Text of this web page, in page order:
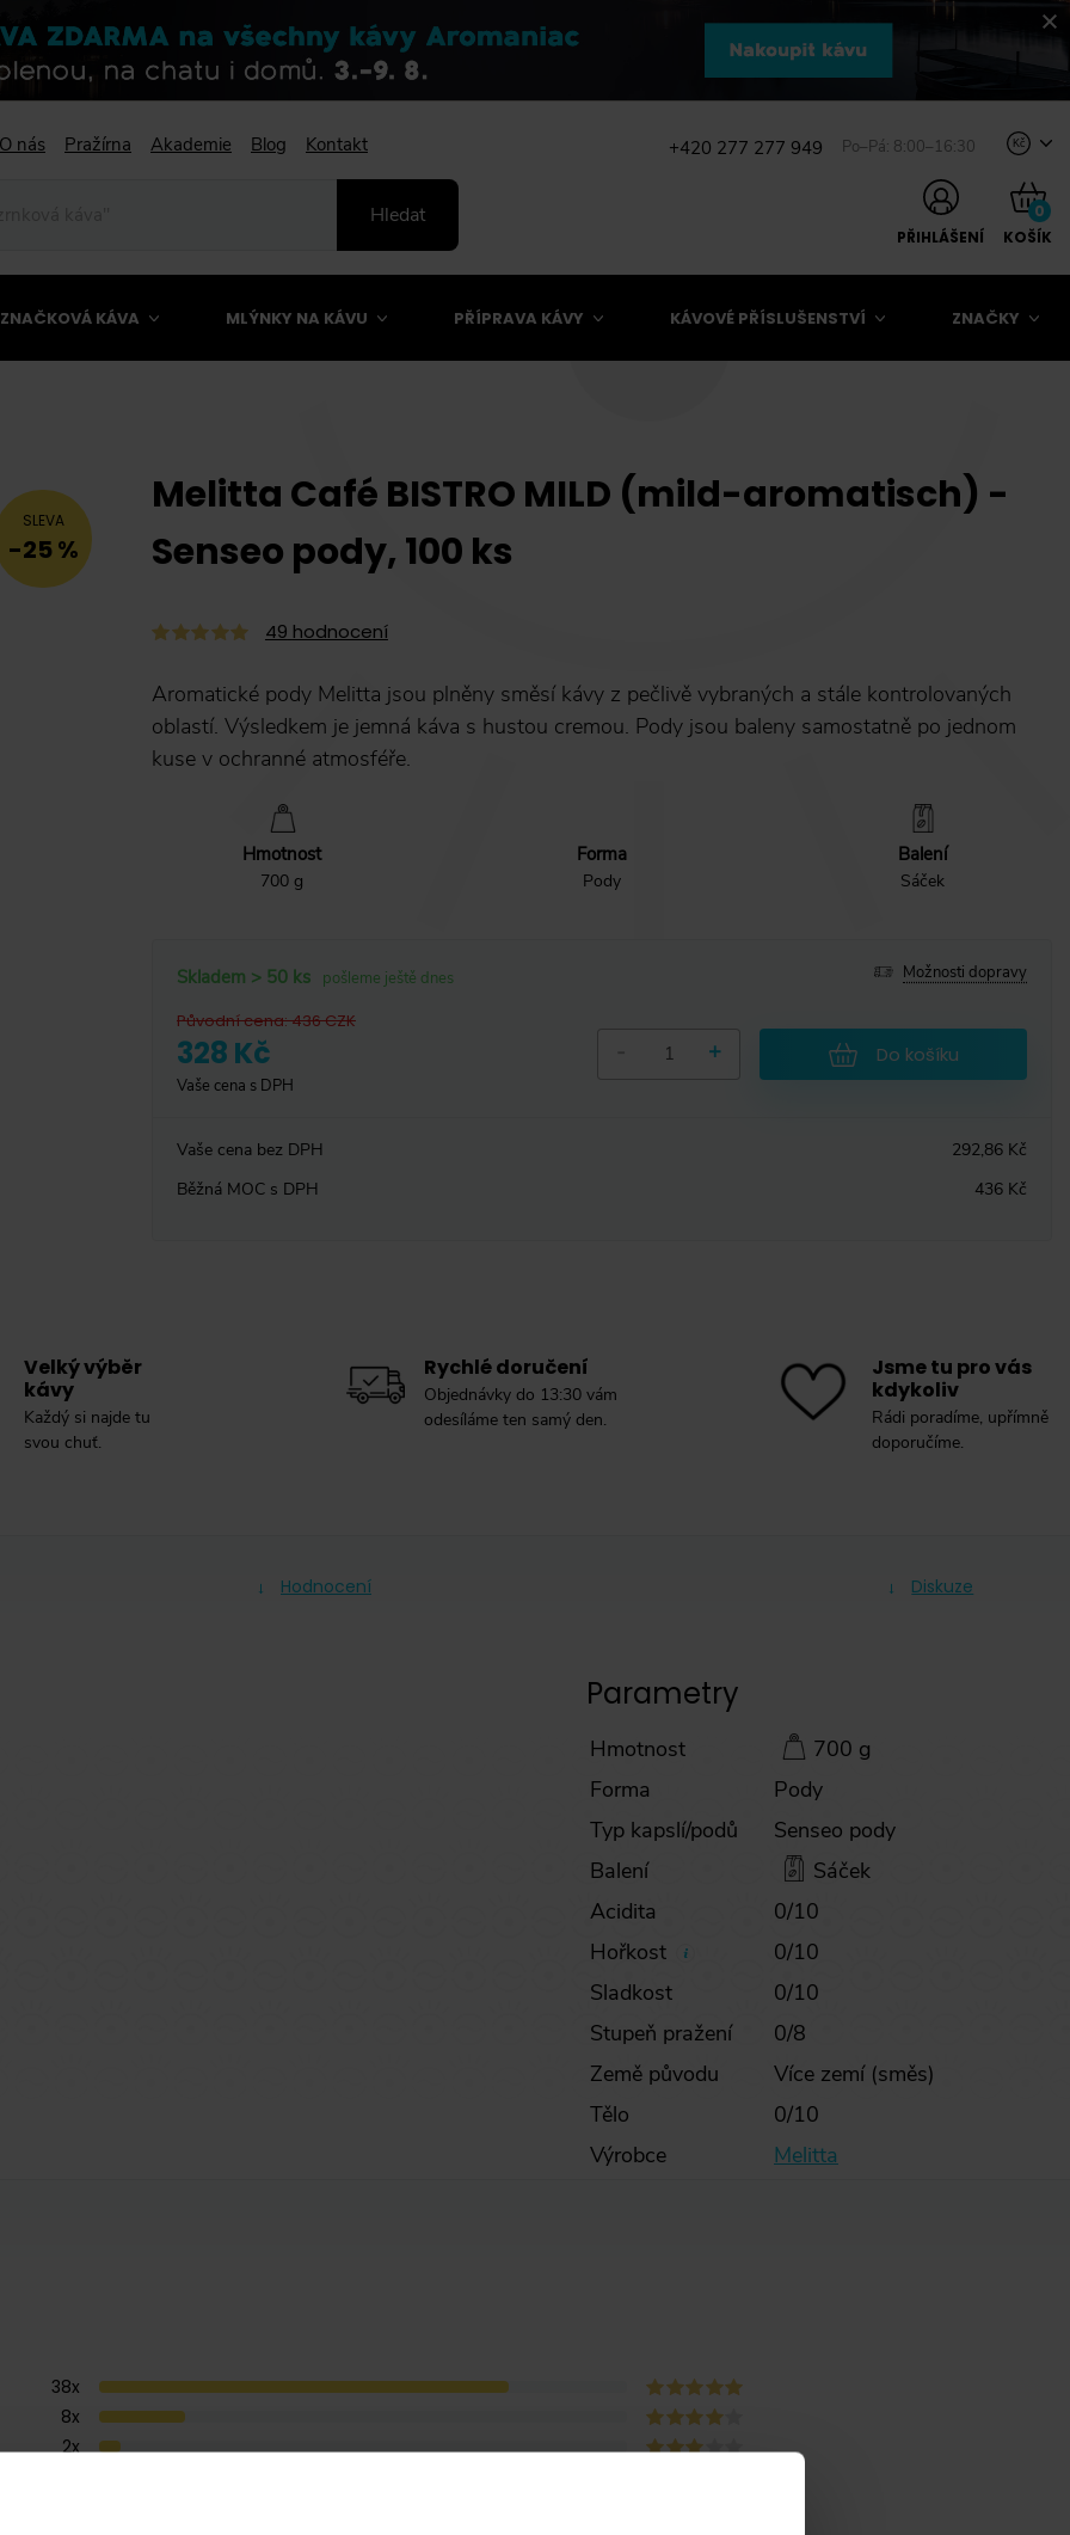
O nás Pražírna Akademie Blog Kontakt
Hledat
+420 277 277 949 Po–Pá: 8:00–16:30 Kč
PŘIHLÁŠENÍ
0
KOŠÍK
ZNAČKOVÁ KÁVA MLÝNKY NA KÁVU PŘÍPRAVA KÁVY KÁVOVÉ PŘÍSLUŠENSTVÍ ZNAČKY
SLEVA
-25 %
Melitta Café BISTRO MILD (mild-aromatisch) -
Senseo pody, 100 ks
49 hodnocení
Aromatické pody Melitta jsou plněny směsí kávy z pečlivě vybraných a stále kontrolovaných
oblastí. Výsledkem je jemná káva s hustou cremou. Pody jsou baleny samostatně po jednom
kuse v ochranné atmosféře.
Hmotnost
700 g
Forma
Pody
Balení
Sáček
Skladem > 50 ks pošleme ještě dnes Možnosti dopravy
Původní cena:436CZK
328 Kč
Vaše cena s DPH
+ Do košíku
Vaše cena bez DPH
292,86 Kč
Běžná MOC s DPH
436 Kč
Velký výběr
kávy
Každý si najde tu
svou chuť.
Rychlé doručení
Objednávky do 13:30 vám
odesíláme ten samý den.
Jsme tu pro vás
kdykoliv
Rádi poradíme, upřímně
doporučíme.
Hodnocení Diskuze
Parametry
Hmotnost
700 g
Forma
Pody
Typ kapslí/podů
Senseo pody
Balení
Sáček
Acidita
0/10
Hořkost
0/10
Sladkost
0/10
Stupeň pražení
0/8
Země původu
Více zemí (směs)
Tělo
0/10
Výrobce
Melitta
38x
8x
2x